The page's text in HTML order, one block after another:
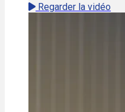
Regarder la vidéo